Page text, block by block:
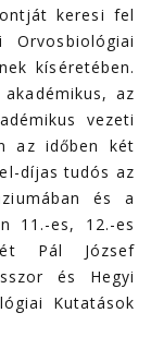
keresi fel
kíséretében.
az
vezeti
az időben két
díjas tudós az
és a
11.-es, 12.-es
Pál József
és Hegyi
Kutatások